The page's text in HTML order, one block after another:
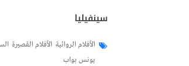
سينفيليا
الأفلام الروائية الأفلام القصيرة
يونس بواب